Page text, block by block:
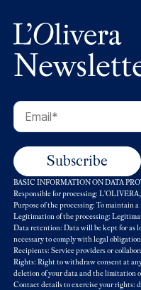
BASIC INFORMATION ON DATA
Responsible for processing:
Purpose of the processing: To maintain
Legitimation of the processing:
Data retention: Data will be kept for as
necessary to comply with legal
Recipients: Service providers or
Rights: Right to withdraw consent at
deletion of your data and the limitation
Contact details to exercise your rights: